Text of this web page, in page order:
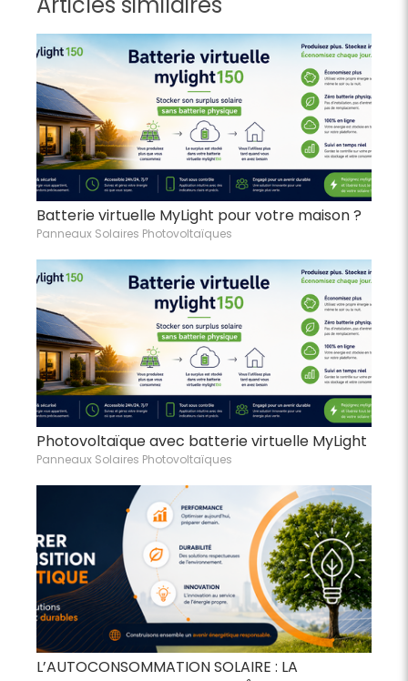
Batterie virtuelle MyLight pour votre maison ?
Panneaux Solaires Photovoltaïques
Photovoltaïque avec batterie virtuelle MyLight
Panneaux Solaires Photovoltaïques
L’AUTOCONSOMMATION SOLAIRE : LA